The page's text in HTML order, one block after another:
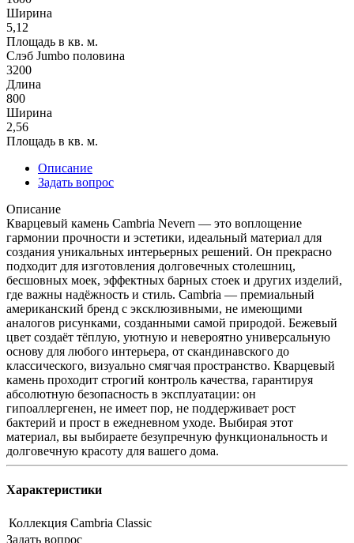
Ширина
5,12
Площадь в кв. м.
Слэб Jumbo половина
3200
Длина
800
Ширина
2,56
Площадь в кв. м.
Описание
Задать вопрос
Описание
Кварцевый камень Cambria Nevern — это воплощение
гармонии прочности и эстетики, идеальный материал для
создания уникальных интерьерных решений. Он прекрасно
подходит для изготовления долговечных столешниц,
бесшовных моек, эффектных барных стоек и других изделий,
где важны надёжность и стиль. Cambria — премиальный
американский бренд с эксклюзивными, не имеющими
аналогов рисунками, созданными самой природой. Бежевый
цвет создаёт тёплую, уютную и невероятно универсальную
основу для любого интерьера, от скандинавского до
классического, визуально смягчая пространство. Кварцевый
камень проходит строгий контроль качества, гарантируя
абсолютную безопасность в эксплуатации: он
гипоаллергенен, не имеет пор, не поддерживает рост
бактерий и прост в ежедневном уходе. Выбирая этот
материал, вы выбираете безупречную функциональность и
долговечную красоту для вашего дома.
Характеристики
Коллекция Cambria Classic
Задать вопрос